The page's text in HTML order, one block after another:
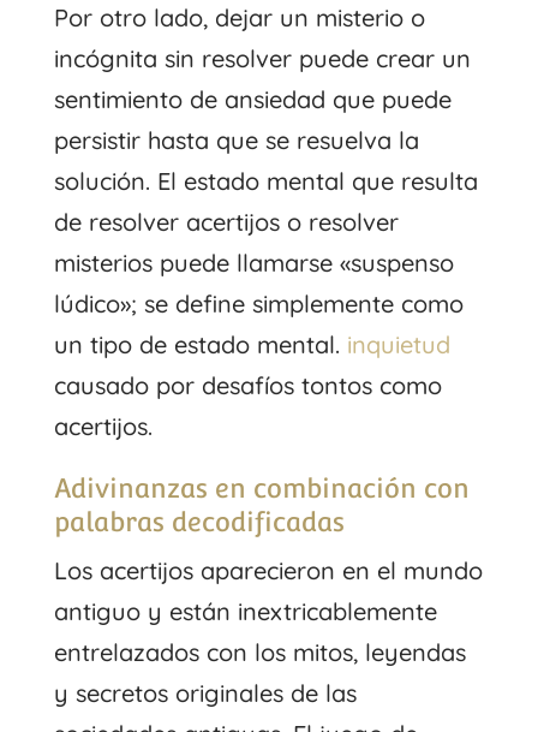
Por otro lado, dejar un misterio o
incógnita sin resolver puede crear un
sentimiento de ansiedad que puede
persistir hasta que se resuelva la
solución. El estado mental que resulta
de resolver acertijos o resolver
misterios puede llamarse «suspenso
lúdico»; se define simplemente como
un tipo de estado mental. inquietud
causado por desafíos tontos como
acertijos.
Adivinanzas en combinación con
palabras decodificadas
Los acertijos aparecieron en el mundo
antiguo y están inextricablemente
entrelazados con los mitos, leyendas
y secretos originales de las